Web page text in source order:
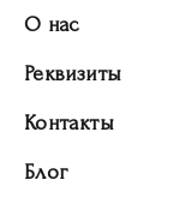
О нас
Реквизиты
Контакты
Блог